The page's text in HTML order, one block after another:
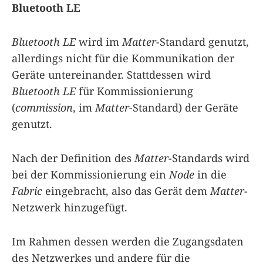
Bluetooth LE
Bluetooth LEwird imMatter-Standard genutzt,
allerdings nicht für die Kommunikation der
Geräte untereinander. Stattdessen wird
Bluetooth LEfür Kommissionierung
(commission, imMatter-Standard) der Geräte
genutzt.
Nach der Definition desMatter-Standards wird
bei der Kommissionierung einNode in die
Fabric eingebracht, also das Gerät demMatter-
Netzwerk hinzugefügt.
Im Rahmen dessen werden die Zugangsdaten
des Netzwerkes und andere für die